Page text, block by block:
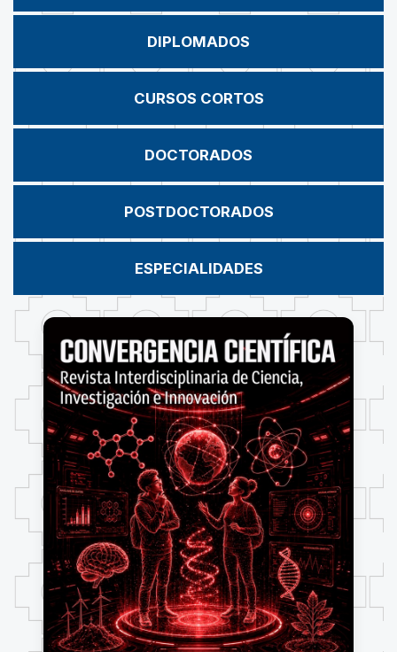
DIPLOMADOS
CURSOS CORTOS
DOCTORADOS
POSTDOCTORADOS
ESPECIALIDADES